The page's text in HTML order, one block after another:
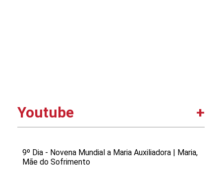
Youtube
9º Dia - Novena Mundial a Maria Auxiliadora | Maria,
Mãe do Sofrimento